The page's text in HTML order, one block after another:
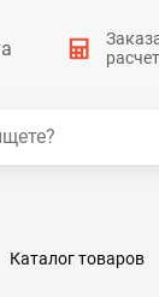
расчет
Каталог товаров